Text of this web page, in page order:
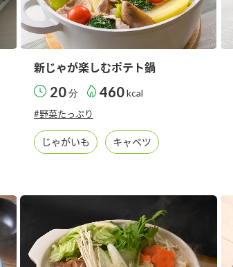
新じゃが楽しむポテト鍋
20分 460kcal
#野菜たっぷり
じゃがいも キャベツ